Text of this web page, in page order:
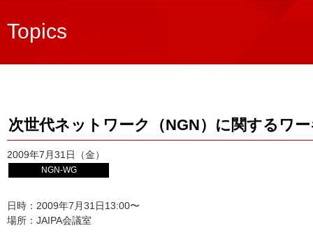
Topics
次世代ネットワーク（NGN）に関するワ
2009年7月31日（金）
NGN-WG
日時：2009年7月31日13:00〜
場所：JAIPA会議室